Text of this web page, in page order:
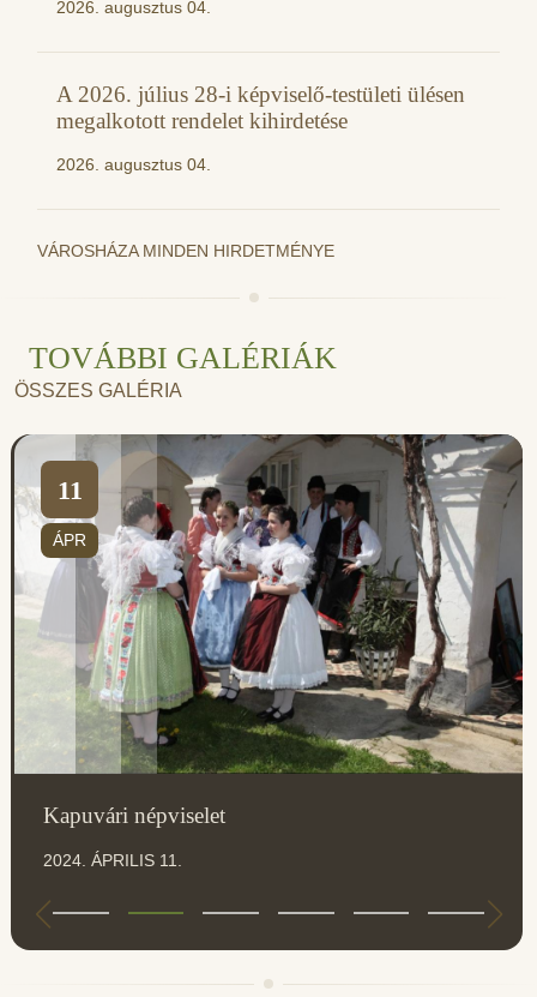
2026. augusztus 04.
A 2026. július 28-i képviselő-testületi ülésen
megalkotott rendelet kihirdetése
2026. augusztus 04.
VÁROSHÁZA MINDEN HIRDETMÉNYE
TOVÁBBI GALÉRIÁK
ÖSSZES GALÉRIA
11
ÁPR
Kapuvári népviselet
2024. ÁPRILIS 11.